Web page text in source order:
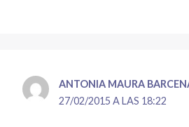
ANTONIA MAURA
27/02/2015 A LAS 18:22